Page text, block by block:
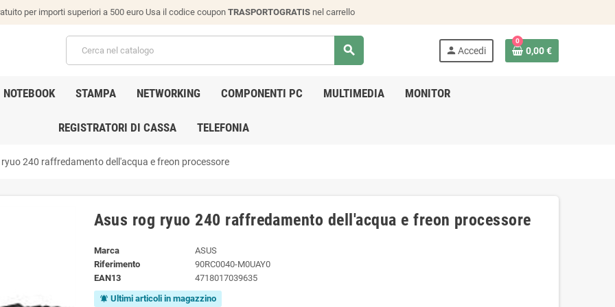
per importi superiori a 500 euro Usa il codice coupon TRASPORTOGRATIS nel carrello
search person Accedi
0
0,00 €
NOTEBOOK STAMPA NETWORKING COMPONENTI PC MULTIMEDIA MONITOR
REGISTRATORI DI CASSA TELEFONIA
240 raffredamento dell'acqua e freon processore
Asus rog ryuo 240 raffredamento dell'acqua e freon processore
Marca
ASUS
Riferimento
90RC0040-M0UAY0
EAN13
4718017039635
notifications_active Ultimi articoli in magazzino